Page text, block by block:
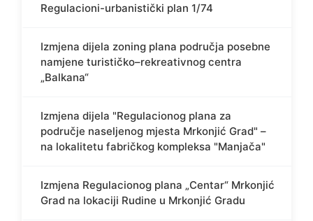
Regulacioni-urbanistički plan 1/74
Izmjena dijela zoning plana područja posebne
namjene turističko–rekreativnog centra
„Balkana“
Izmjena dijela "Regulacionog plana za
područje naseljenog mjesta Mrkonjić Grad" –
na lokalitetu fabričkog kompleksa "Manjača"
Izmjena Regulacionog plana „Centar“ Mrkonjić
Grad na lokaciji Rudine u Mrkonjić Gradu